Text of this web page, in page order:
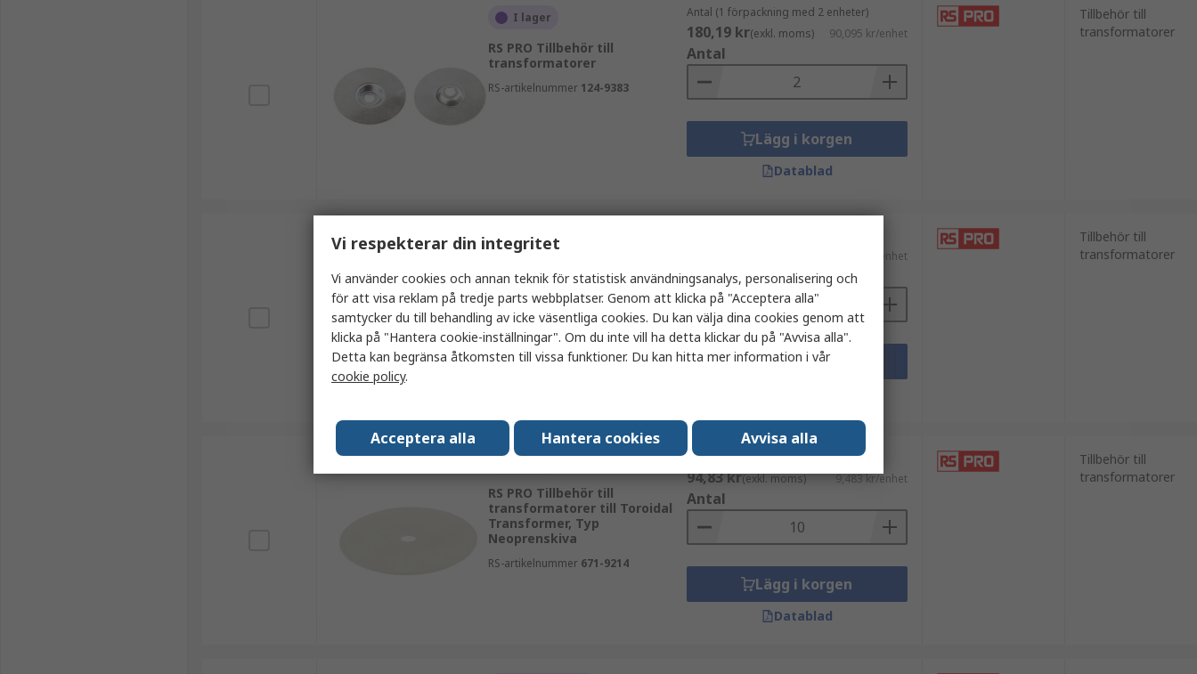
I lager
RS PRO Tillbehör till
transformatorer
RS-artikelnummer 124-9383
Antal (1 förpackning med 2 enheter)
180,19 kr(exkl. moms) 90,095 kr/enhet
Antal
Lägg i korgen
Datablad
Tillbehör till
transformatorer
I lager
RS PRO Tillbehör till
transformatorer till 100 VA
Transformer, 75 VA
Transformer, Typ Skydd
RS-artikelnummer503-928
37,86 kr/enhet
Antal
Lägg i korgen
Tillbehör till
transformatorer
RS PRO Tillbehör till
transformatorer till Toroidal
Transformer, Typ
Neoprenskiva
RS-artikelnummer 671-9214
Antal (1 förpackning med 10 enheter)
94,83 kr(exkl. moms) 9,483 kr/enhet
Antal
Lägg i korgen
Datablad
Tillbehör till
transformatorer
Vi respekterar din integritet
Vi använder cookies och annan teknik för statistisk användningsanalys, personalisering och
för att visa reklam på tredje parts webbplatser. Genom att klicka på "Acceptera alla"
samtycker du till behandling av icke väsentliga cookies. Du kan välja dina cookies genom att
klicka på "Hantera cookie-inställningar". Om du inte vill ha detta klickar du på "Avvisa alla".
Detta kan begränsa åtkomsten till vissa funktioner. Du kan hitta mer information i vår
cookie policy.
Acceptera alla Hantera cookies Avvisa alla